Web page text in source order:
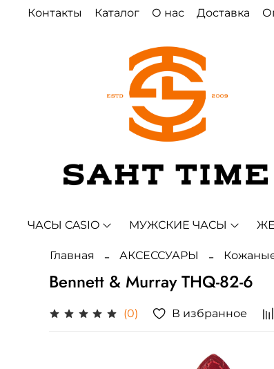
Контакты Каталог О нас Доставка
ЧАСЫ CASIO МУЖСКИЕ ЧАСЫ
Главная АКСЕССУАРЫ
Bennett & Murray THQ-82-6
(0) В избранное